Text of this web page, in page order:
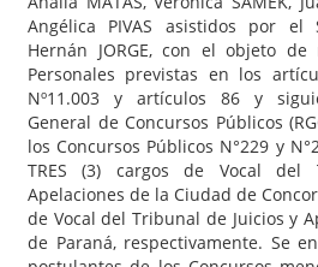
Angélica PIVAS asistidos por el
Hernán JORGE, con el objeto
Personales previstas en los
Nº11.003 y artículos 86 y
General de Concursos Públicos
los Concursos Públicos N°229 y
TRES (3) cargos de Vocal
Apelaciones de la Ciudad de
de Vocal del Tribunal de Juicios y
de Paraná, respectivamente. Se